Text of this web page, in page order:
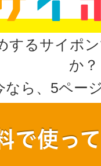
するサイポ
か？
なら、5ペー
で使っ